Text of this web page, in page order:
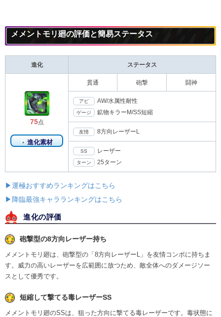
メメントモリ廻の評価と簡易ステータス
進化 ステータス
75点
進化素材
貫通 砲撃 闘神
アビ AW/水属性耐性
ゲージ 鉱物キラーM/SS短縮
友情 8方向レーザーL
SS レーザー
ターン 25ターン
▶運極おすすめランキングはこちら
▶降臨最強キャラランキングはこちら
進化の評価
砲撃型の8方向レーザー持ち
メメントモリ廻は、砲撃型の「8方向レーザーL」を友情コンボに持ちま
す。威力の高いレーザーを広範囲に放つため、敵全体へのダメージソー
スとして優秀です。
短縮して撃てる毒レーザーSS
メメントモリ廻のSSは、狙った方向に撃てる毒レーザーです。毒状態に